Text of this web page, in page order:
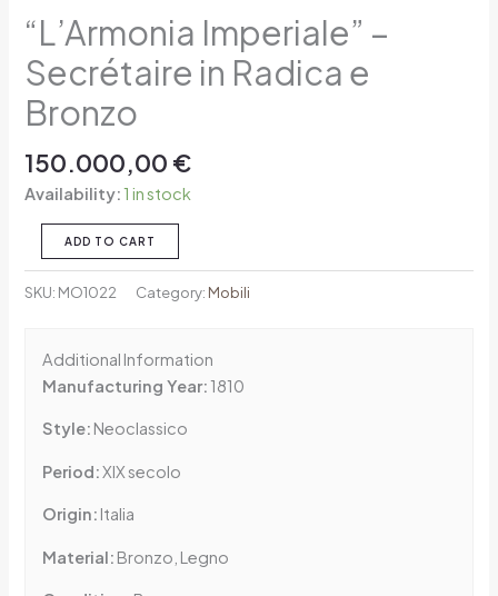
“L’Armonia Imperiale” –
Secrétaire in Radica e
Bronzo
150.000,00 €
Availability:1 in stock
ADD TO CART
SKU: MO1022 Category: Mobili
Additional Information
Manufacturing Year:1810
Style: Neoclassico
Period:XIX secolo
Origin: Italia
Material: Bronzo, Legno